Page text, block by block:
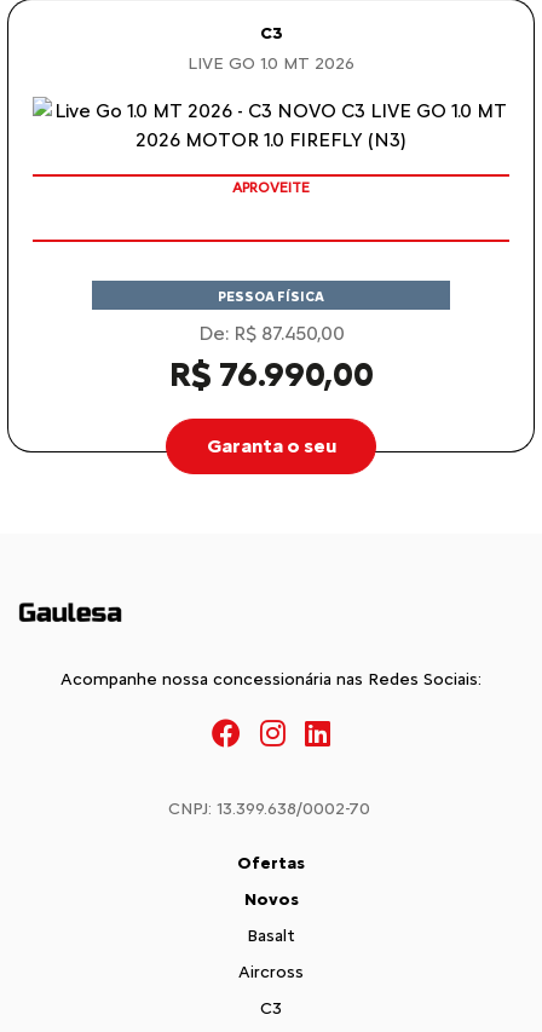
C3
LIVE GO 1.0 MT 2026
APROVEITE
PESSOA FÍSICA
De: R$ 87.450,00
R$ 76.990,00
Garanta o seu
Acompanhe nossa concessionária nas Redes Sociais:
CNPJ: 13.399.638/0002-70
Ofertas
Novos
Basalt
Aircross
C3